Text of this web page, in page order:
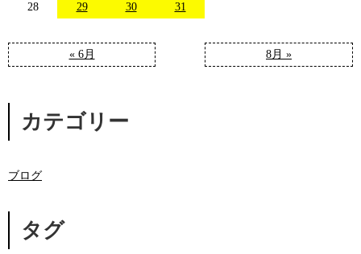
« 6月 8月 »
28 29 30 31
カテゴリー
ブログ
タグ